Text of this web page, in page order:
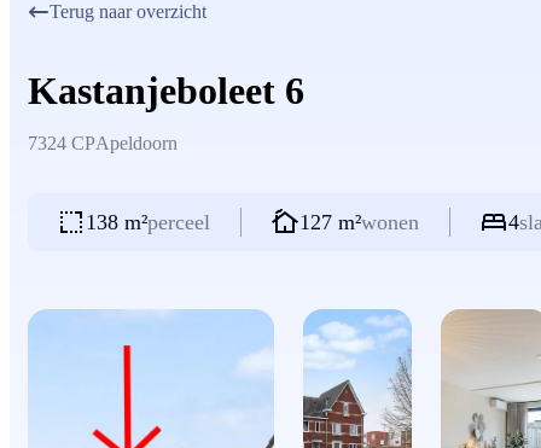
Terug naar overzicht
Kastanjeboleet 6
7324 CPApeldoorn
138 m²perceel 127 m²wonen 4